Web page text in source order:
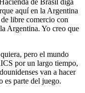
de Brasil diga
aquí en la Argentina
libre comercio con
Argentina. Yo creo que
pero el mundo
por un largo tiempo,
van a hacer
es parte del juego.